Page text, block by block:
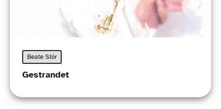
Beate Stör
Gestrandet